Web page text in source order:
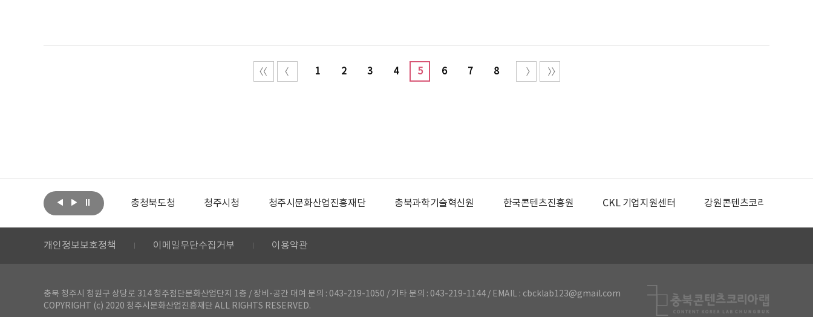
1 2 3 4 5 6 7 8
문화체육관광부 충청북도청 청주시청 청주시문화산업진흥재단 충북과학기술혁신원 한국콘텐츠진흥원 CKL 기업지원센터 강원콘텐츠코리아랩
개인정보보호정책 이메일무단수집거부 이용약관
충북 청주시 청원구 상당로 314 청주첨단문화산업단지 1층 / 장비-공간 대여 문의 : 043-219-1050 / 기타 문의 : 043-219-1144 / EMAIL : cbcklab123@gmail.com
COPYRIGHT (c) 2020 청주시문화산업진흥재단 ALL RIGHTS RESERVED.